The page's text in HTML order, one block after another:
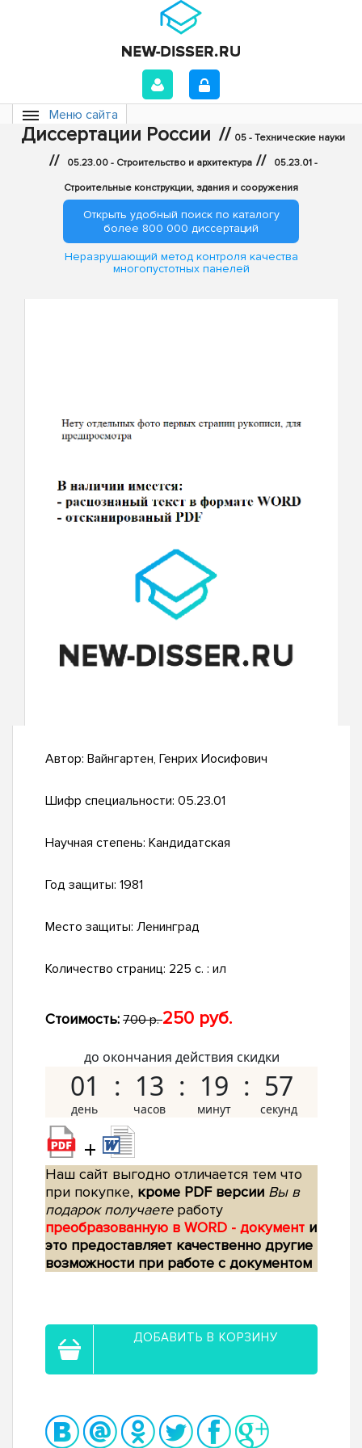
Меню сайта
Диссертации России // 05 - Технические науки
// 05.23.00 - Строительство и архитектура // 05.23.01 -
Строительные конструкции, здания и сооружения
Открыть удобный поиск по каталогу
более 800 000 диссертаций
Неразрушающий метод контроля качества
многопустотных панелей
Автор: Вайнгартен, Генрих Иосифович
Шифр специальности: 05.23.01
Научная степень: Кандидатская
Год защиты: 1981
Место защиты: Ленинград
Количество страниц: 225 c. : ил
Стоимость: 700 р.250 руб.
до окончания действия скидки
01 13 19 56
+
Наш сайт выгодно отличается тем что
при покупке, кроме PDF версии Вы в
подарок получаетеработу
преобразованную в WORD - документ и
это предоставляет качественно другие
возможности при работе с документом
ДОБАВИТЬ В КОРЗИНУ